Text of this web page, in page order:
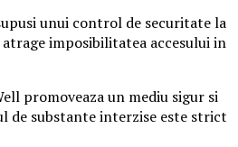
unui control de securitate la
imposibilitatea accesului in
promoveaza un mediu sigur si
de substante interzise este strict